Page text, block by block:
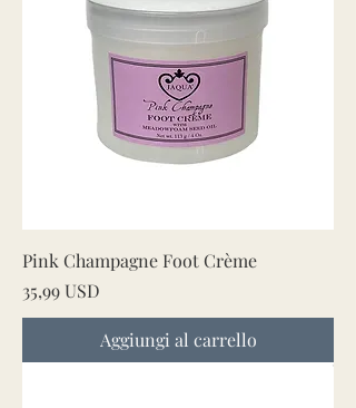
Pink Champagne Foot Crème
Prezzo
35,99 USD
Aggiungi al carrello